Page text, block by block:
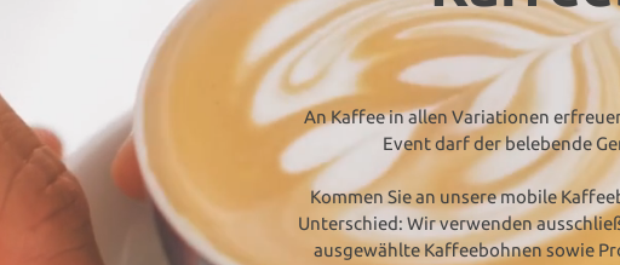
An Kaffee in allen Variationen
Event darf der belebende
Kommen Sie an unsere mobile
Unterschied: Wir verwenden
ausgewählte Kaffeebohnen sowie